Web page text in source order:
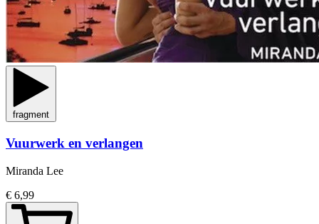
fragment
Vuurwerk en verlangen
Miranda Lee
€ 6,99